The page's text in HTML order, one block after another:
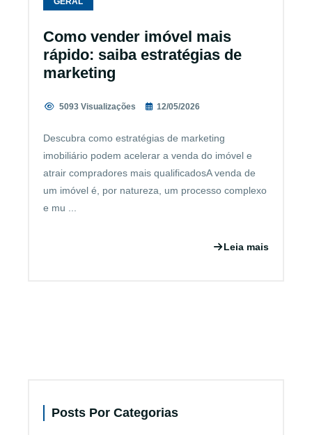
Como vender imóvel mais
rápido: saiba estratégias de
marketing
5093 Visualizações 12/05/2026
Descubra como estratégias de marketing
imobiliário podem acelerar a venda do imóvel e
atrair compradores mais qualificadosA venda de
um imóvel é, por natureza, um processo complexo
e mu ...
Leia mais
Posts Por Categorias